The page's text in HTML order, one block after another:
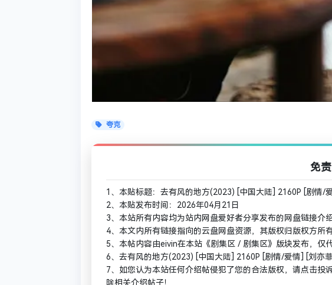
夸克
免
1、本贴标题：去有风的地方(2023) [中国大陆] 2160P [剧情/
2、本贴发布时间：2026年04月21日
3、本站所有内容均为站内网盘爱好者分享发布的网盘链接介
4、本文内所有链接指向的云盘网盘资源，其版权归版权方所
5、本帖内容由eivin在本站《剧集区 / 剧集区》版块发布，仅
6、去有风的地方(2023) [中国大陆] 2160P [剧情/爱情] [刘亦
7、如您认为本站任何介绍帖侵犯了您的合法版权，请点击投
除相关介绍帖子！